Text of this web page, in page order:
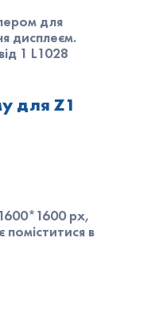
для
дисплеєм.
1 L1028
для Z1
рх,
в